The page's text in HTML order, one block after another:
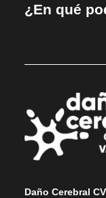
¿En qué
Daño Cerebral CV